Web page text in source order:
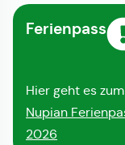
Ferienpass
Hier geht es zum
Nupian
2026